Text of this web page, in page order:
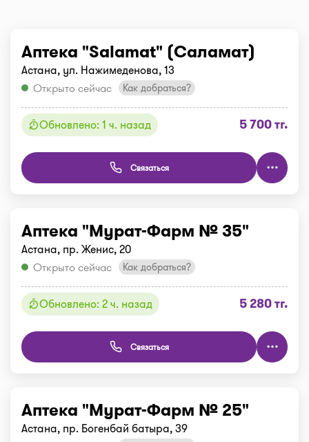
Аптека "Salamat" (Саламат)
Астана, ул. Нажимеденова, 13
Открыто сейчас
Как добраться?
Обновлено: 1 ч. назад 5 700 тг.
Связаться
Аптека "Мурат-Фарм № 35"
Астана, пр. Женис, 20
Открыто сейчас
Как добраться?
Обновлено: 2 ч. назад 5 280 тг.
Связаться
Аптека "Мурат-Фарм № 25"
Астана, пр. Богенбай батыра, 39